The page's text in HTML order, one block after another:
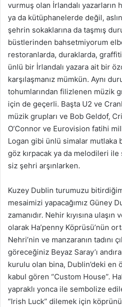
vurmuş olan İrlandalı yazarların
ya da kütüphanelerde değil,
şehrin sokaklarına da taşmış
büstlerinden bahsetmiyorum
restoranlarda, duraklarda,
ünlü bir İrlandalı yazara ait bir
karşılaşmanız mümkün. Aynı
tohumlarından filizlenen müzik
için de geçerli. Başta U2 ve
müzik grupları ve Bob Geldof,
O’Connor ve Eurovision fatihi
Logan gibi ünlü simalar mutlaka
göz kırpacak ya da melodileri
siz şehri arşınlarken.
Kuzey Dublin turumuzu
mesaimizi yapacağımız Güney
zamanıdır. Nehir kıyısına
olarak Ha’penny Köprüsü’nün
Nehri’nin ve manzaranın tadını
göreceğiniz Beyaz Saray’ı
kurulu olan bina, Dublin’deki en
kabul gören “Custom House”.
yapraklı yonca ile sembolize
“Irish Luck” dilemek için